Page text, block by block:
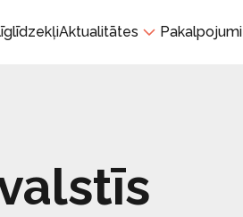
Aktualitātes Pakalpojumi